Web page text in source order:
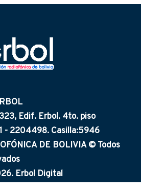
Edif. Erbol. 4to. piso
- 2204498. Casilla:5946
DE BOLIVIA © Todos
Erbol Digital